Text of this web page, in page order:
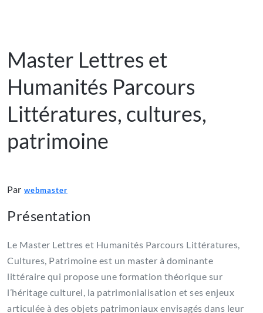
Master Lettres et
Humanités Parcours
Littératures, cultures,
patrimoine
Par webmaster
Présentation
Le Master Lettres et Humanités Parcours Littératures,
Cultures, Patrimoine est un master à dominante
littéraire qui propose une formation théorique sur
l’héritage culturel, la patrimonialisation et ses enjeux
articulée à des objets patrimoniaux envisagés dans leur